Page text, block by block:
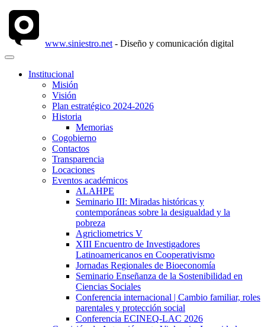
www.siniestro.net - Diseño y comunicación digital
Institucional
Misión
Visión
Plan estratégico 2024-2026
Historia
Memorias
Cogobierno
Contactos
Transparencia
Locaciones
Eventos académicos
ALAHPE
Seminario III: Miradas históricas y
contemporáneas sobre la desigualdad y la
pobreza
Agricliometrics V
XIII Encuentro de Investigadores
Latinoamericanos en Cooperativismo
Jornadas Regionales de Bioeconomía
Seminario Enseñanza de la Sostenibilidad en
Ciencias Sociales
Conferencia internacional | Cambio familiar, roles
parentales y protección social
Conferencia ECINEQ-LAC 2026